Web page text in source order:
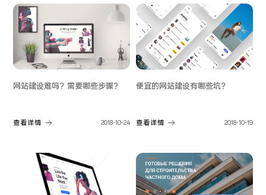
网站建设难吗？需要哪些步骤？
查看详情 2018-10-24
便宜的网站建设有哪些坑？
查看详情 2018-10-19